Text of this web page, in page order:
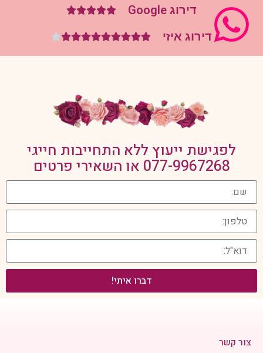
דירוג Google 




דירוג איזי 









לפגישת ייעוץ ללא התחייבות חייגי
077-9967268 או השאירי פרטים
דברו איתי!
צור קשר